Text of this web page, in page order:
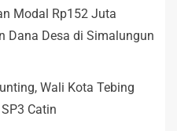
Modal Rp152 Juta
Dana Desa di Simalungun
Wali Kota Tebing
Catin